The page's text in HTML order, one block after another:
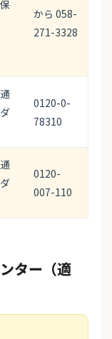
から 058-
271-3328
0120-0-
78310
0120-
007-110
ター（適